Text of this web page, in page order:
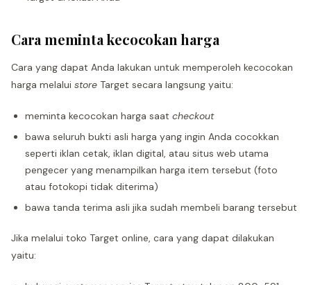
Cara meminta kecocokan harga
Cara yang dapat Anda lakukan untuk memperoleh kecocokan
harga melalui store Target secara langsung yaitu:
meminta kecocokan harga saat checkout
bawa seluruh bukti asli harga yang ingin Anda cocokkan
seperti iklan cetak, iklan digital, atau situs web utama
pengecer yang menampilkan harga item tersebut (foto
atau fotokopi tidak diterima)
bawa tanda terima asli jika sudah membeli barang tersebut
Jika melalui toko Target online, cara yang dapat dilakukan
yaitu: